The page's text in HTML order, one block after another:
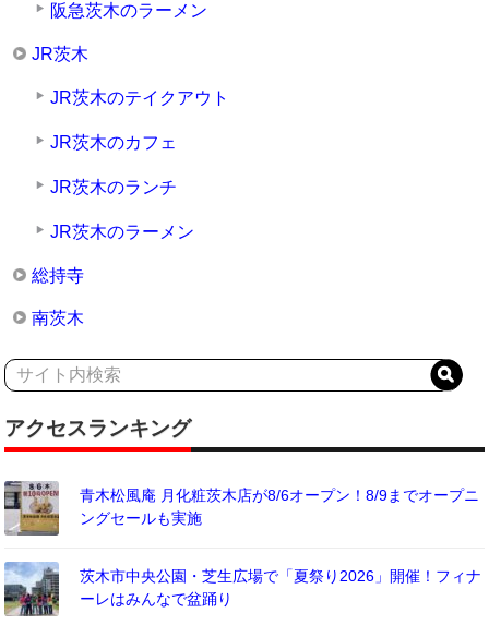
阪急茨木のラーメン
JR茨木
JR茨木のテイクアウト
JR茨木のカフェ
JR茨木のランチ
JR茨木のラーメン
総持寺
南茨木
アクセスランキング
青木松風庵 月化粧茨木店が8/6オープン！8/9までオープニ
ングセールも実施
茨木市中央公園・芝生広場で「夏祭り2026」開催！フィナ
ーレはみんなで盆踊り